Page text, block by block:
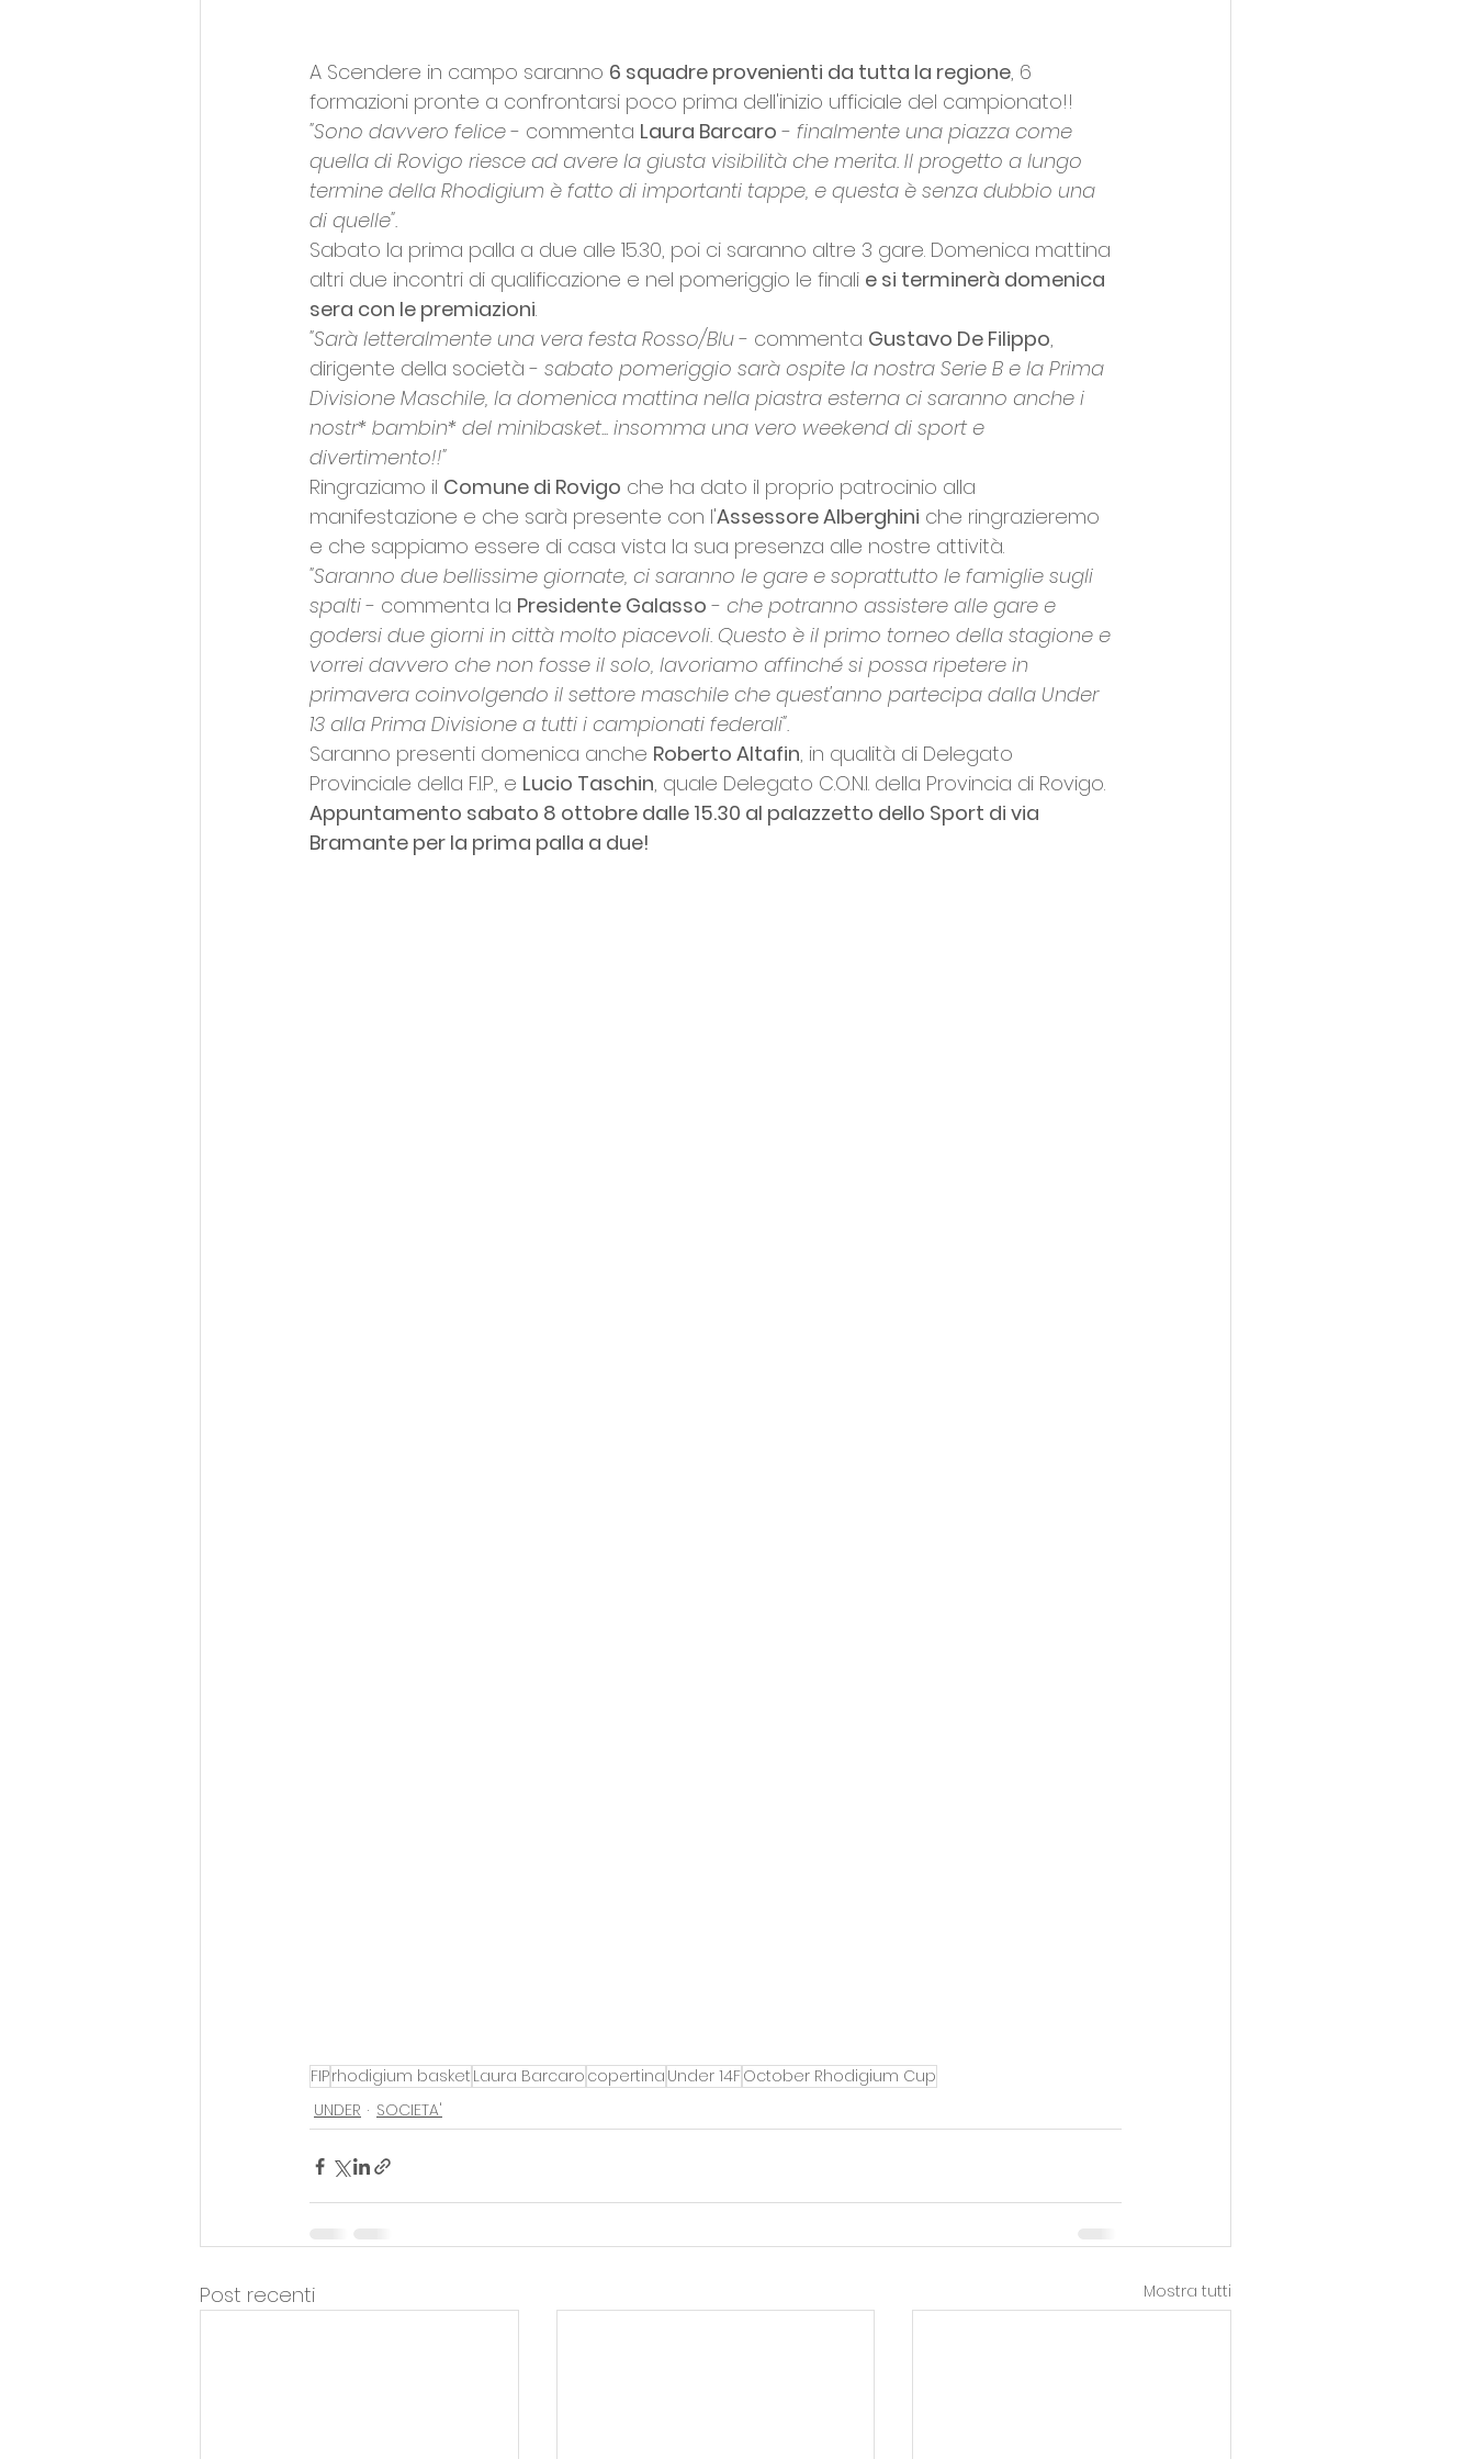
A Scendere in campo saranno 6 squadre provenienti da tutta la regione, 6
formazioni pronte a confrontarsi poco prima dell'inizio ufficiale del campionato!!
"Sono davvero felice - commenta Laura Barcaro - finalmente una piazza come
quella di Rovigo riesce ad avere la giusta visibilità che merita. Il progetto a lungo
termine della Rhodigium è fatto di importanti tappe, e questa è senza dubbio una
di quelle".
Sabato la prima palla a due alle 15.30, poi ci saranno altre 3 gare. Domenica mattina
altri due incontri di qualificazione e nel pomeriggio le finali e si terminerà domenica
sera con le premiazioni.
"Sarà letteralmente una vera festa Rosso/Blu - commenta Gustavo De Filippo,
dirigente della società - sabato pomeriggio sarà ospite la nostra Serie B e la Prima
Divisione Maschile, la domenica mattina nella piastra esterna ci saranno anche i
nostr* bambin* del minibasket... insomma una vero weekend di sport e
divertimento!!"
Ringraziamo il Comune di Rovigo che ha dato il proprio patrocinio alla
manifestazione e che sarà presente con l'Assessore Alberghini che ringrazieremo
e che sappiamo essere di casa vista la sua presenza alle nostre attività.
"Saranno due bellissime giornate, ci saranno le gare e soprattutto le famiglie sugli
spalti - commenta la Presidente Galasso - che potranno assistere alle gare e
godersi due giorni in città molto piacevoli. Questo è il primo torneo della stagione e
vorrei davvero che non fosse il solo, lavoriamo affinché si possa ripetere in
primavera coinvolgendo il settore maschile che quest'anno partecipa dalla Under
13 alla Prima Divisione a tutti i campionati federali".
Saranno presenti domenica anche Roberto Altafin, in qualità di Delegato
Provinciale della F.I.P., e Lucio Taschin, quale Delegato C.O.N.I. della Provincia di Rovigo.
Appuntamento sabato 8 ottobre dalle 15.30 al palazzetto dello Sport di via
Bramante per la prima palla a due!
FIPrhodigium basket Laura Barcaro copertina Under 14FOctober Rhodigium Cup
UNDER
SOCIETA'
Post recenti Mostra tutti